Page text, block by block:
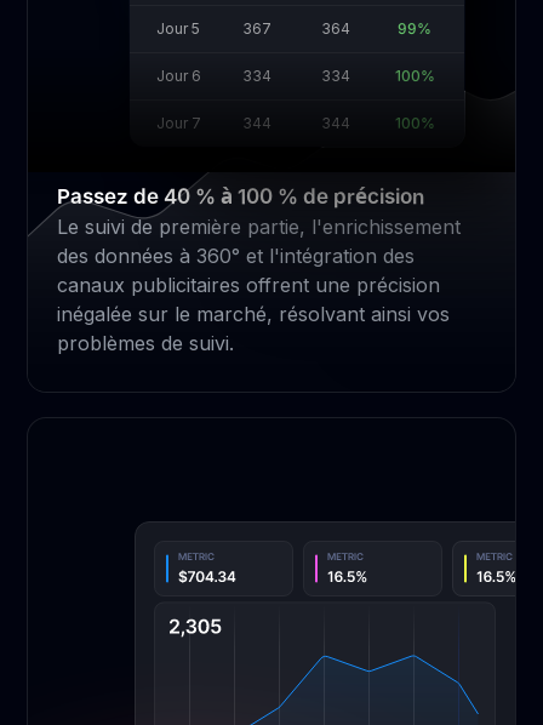
Jour 5 367 364 99%
Jour 6 334 334 100%
Jour 7 344 344 100%
Passez de 40 % à 100 % de précision
Le suivi de première partie, l'enrichissement
des données à 360° et l'intégration des
canaux publicitaires offrent une précision
inégalée sur le marché, résolvant ainsi vos
problèmes de suivi.